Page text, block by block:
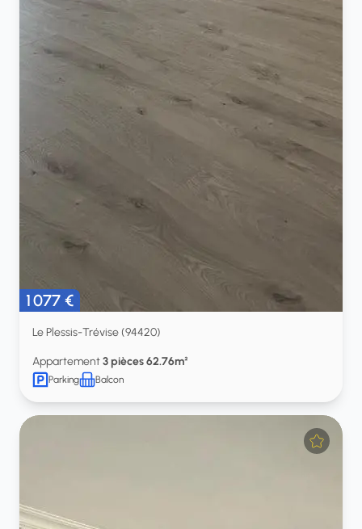
1 077 €
Le Plessis-Trévise (94420)
Appartement3 pièces 62.76m²
Parking Balcon